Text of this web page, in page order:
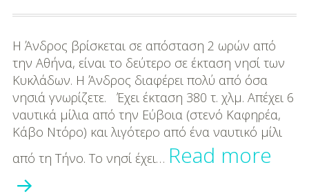
Η Άνδρος βρίσκεται σε απόσταση 2 ωρών από
την Αθήνα, είναι το δεύτερο σε έκταση νησί των
Κυκλάδων. Η Άνδρος διαφέρει πολύ από όσα
νησιά γνωρίζετε. Έχει έκταση 380 τ. χλμ. Απέχει 6
ναυτικά μίλια από την Εύβοια (στενό Καφηρέα,
Κάβο Ντόρο) και λιγότερο από ένα ναυτικό μίλι
από τη Τήνο. Το νησί έχει… Read more